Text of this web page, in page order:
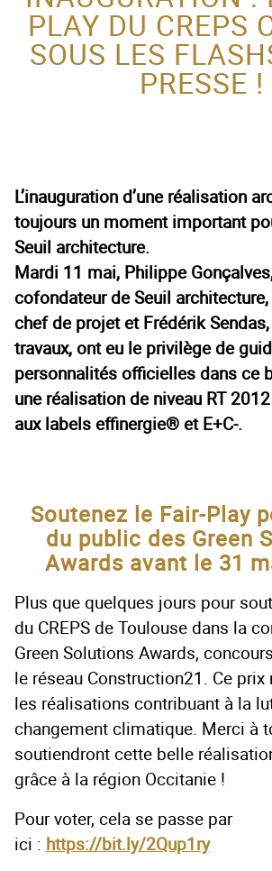
ACTEUR
L’ENFANCE
PLAY DU CREPS
SOUS LES
PRESSE !
L’inauguration d’une réalisation
toujours un moment important
Seuil architecture.
Mardi 11 mai, Philippe
cofondateur de Seuil
chef de projet et Frédérik
travaux, ont eu le privilège de
personnalités officielles dans ce
une réalisation de niveau RT
aux labels effinergie® et E+C-.
Soutenez le Fair-Play
du public des Green
Awards avant le 31
Plus que quelques jours pour
du CREPS de Toulouse dans la
Green Solutions Awards,
le réseau Construction21. Ce
les réalisations contribuant à la
changement climatique. Merci à
soutiendront cette belle
grâce à la région Occitanie !
Pour voter, cela se passe par
ici : https://bit.ly/2Qup1ry